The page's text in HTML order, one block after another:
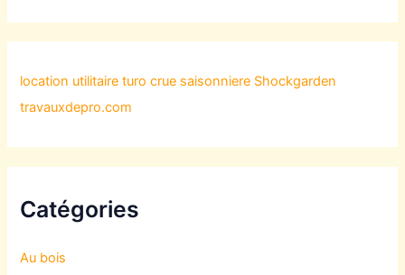
location utilitaire turo crue saisonniere Shockgarden
travauxdepro.com
Catégories
Au bois